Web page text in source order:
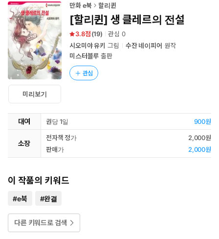
로
이
동
미리보기
만화 e북 할리퀸
[할리퀸] 생 클레르의 전설
3.8 (19) 관심 0
시오미야 유키 그림 수잔 네이피어 원작
미스터블루 출판
관심
대여 권당 1일 900원
소장
전자책 정가
2,000원
판매가
2,000원
이 작품의 키워드
#e북 #완결
다른 키워드로 검색